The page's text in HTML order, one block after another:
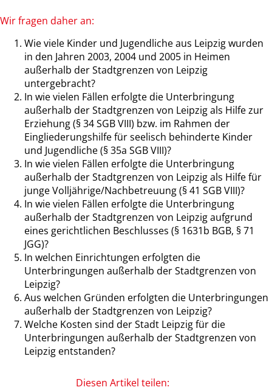
Wir fragen daher an:
Wie viele Kinder und Jugendliche aus Leipzig wurden
in den Jahren 2003, 2004 und 2005 in Heimen
außerhalb der Stadtgrenzen von Leipzig
untergebracht?
In wie vielen Fällen erfolgte die Unterbringung
außerhalb der Stadtgrenzen von Leipzig als Hilfe zur
Erziehung (§ 34 SGB VIII) bzw. im Rahmen der
Eingliederungshilfe für seelisch behinderte Kinder
und Jugendliche (§ 35a SGB VIII)?
In wie vielen Fällen erfolgte die Unterbringung
außerhalb der Stadtgrenzen von Leipzig als Hilfe für
junge Volljährige/Nachbetreuung (§ 41 SGB VIII)?
In wie vielen Fällen erfolgte die Unterbringung
außerhalb der Stadtgrenzen von Leipzig aufgrund
eines gerichtlichen Beschlusses (§ 1631b BGB, § 71
JGG)?
In welchen Einrichtungen erfolgten die
Unterbringungen außerhalb der Stadtgrenzen von
Leipzig?
Aus welchen Gründen erfolgten die Unterbringungen
außerhalb der Stadtgrenzen von Leipzig?
Welche Kosten sind der Stadt Leipzig für die
Unterbringungen außerhalb der Stadtgrenzen von
Leipzig entstanden?
Diesen Artikel teilen: